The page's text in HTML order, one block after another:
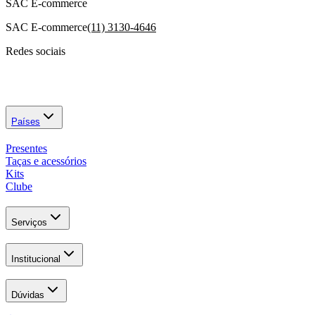
SAC E-commerce
SAC E-commerce(11) 3130-4646
Redes sociais
Países
Presentes
Taças e acessórios
Kits
Clube
Serviços
Institucional
Dúvidas